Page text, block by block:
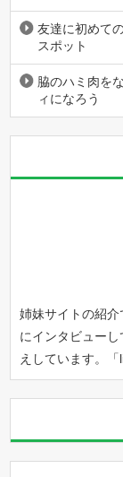
友達に初めて
スポット
脇のハミ肉を
ィになろう
姉妹サイトの紹
にインタビュー
えしています。「